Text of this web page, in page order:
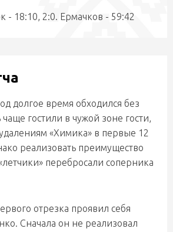
- 18:10, 2:0. Ермачков - 59:42
долгое время обходился без
чаще гостили в чужой зоне гости,
«Химика» в первые 12
реализовать преимущество
перебросали соперника
отрезка проявил себя
Сначала он не реализовал